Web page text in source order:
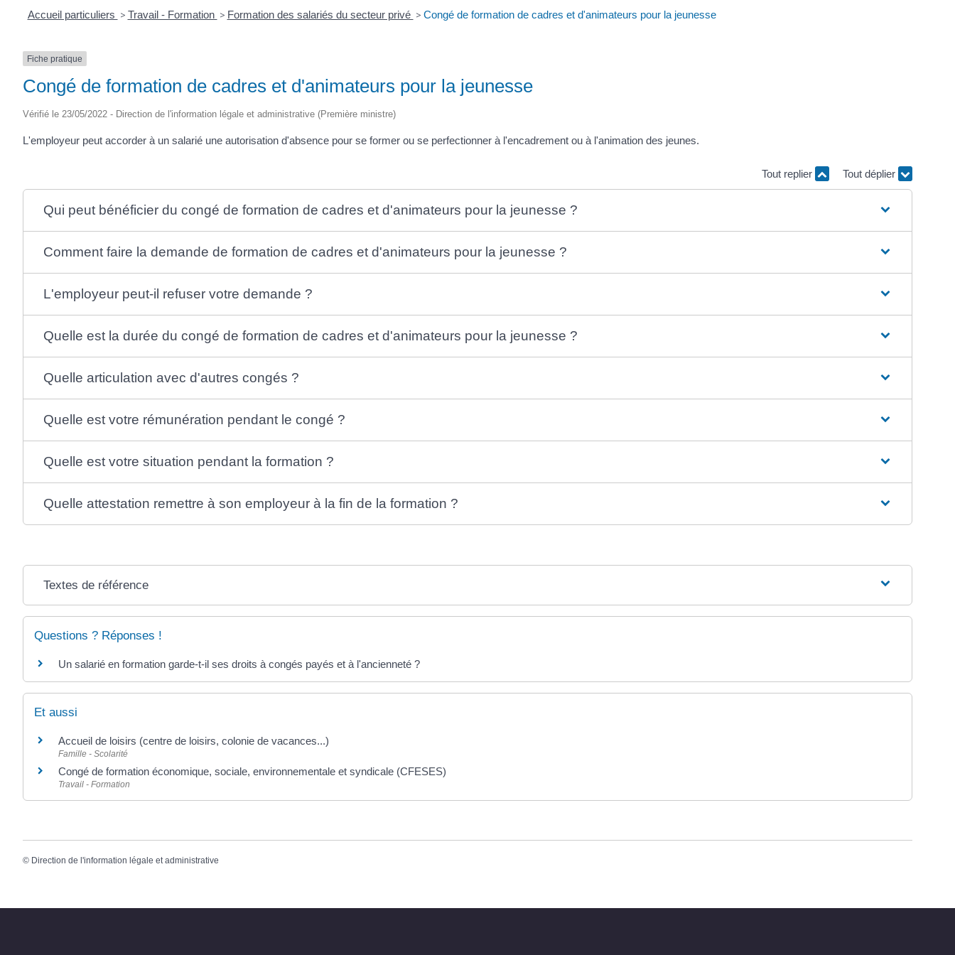
Accueil particuliers > Travail - Formation > Formation des salariés du secteur privé > Congé de formation de cadres et d'animateurs pour la jeunesse
Fiche pratique
Congé de formation de cadres et d'animateurs pour la jeunesse
Vérifié le 23/05/2022 - Direction de l'information légale et administrative (Première ministre)
L'employeur peut accorder à un salarié une autorisation d'absence pour se former ou se perfectionner à l'encadrement ou à l'animation des jeunes.
Tout replier Tout déplier
Qui peut bénéficier du congé de formation de cadres et d'animateurs pour la jeunesse ?
Comment faire la demande de formation de cadres et d'animateurs pour la jeunesse ?
L'employeur peut-il refuser votre demande ?
Quelle est la durée du congé de formation de cadres et d'animateurs pour la jeunesse ?
Quelle articulation avec d'autres congés ?
Quelle est votre rémunération pendant le congé ?
Quelle est votre situation pendant la formation ?
Quelle attestation remettre à son employeur à la fin de la formation ?
Textes de référence
Questions ? Réponses !
Un salarié en formation garde-t-il ses droits à congés payés et à l'ancienneté ?
Et aussi
Accueil de loisirs (centre de loisirs, colonie de vacances...)
Famille - Scolarité
Congé de formation économique, sociale, environnementale et syndicale (CFESES)
Travail - Formation
© Direction de l'information légale et administrative